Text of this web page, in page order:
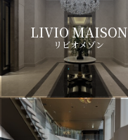
LIVIO MAISON
リビオメゾン